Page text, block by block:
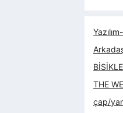
THE
çap/